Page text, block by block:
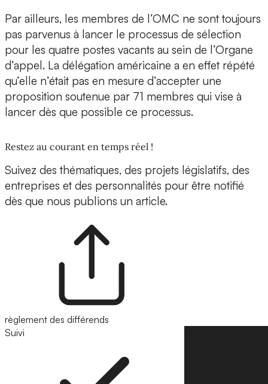
Par ailleurs, les membres de l’OMC ne sont toujours
pas parvenus à lancer le processus de sélection
pour les quatre postes vacants au sein de l’Organe
d’appel. La délégation américaine a en effet répété
qu’elle n’était pas en mesure d’accepter une
proposition soutenue par 71 membres qui vise à
lancer dès que possible ce processus.
Restez au courant en temps réel !
Suivez des thématiques, des projets législatifs, des
entreprises et des personnalités pour être notifié
dès que nous publions un article.
règlement des différends
Suivi